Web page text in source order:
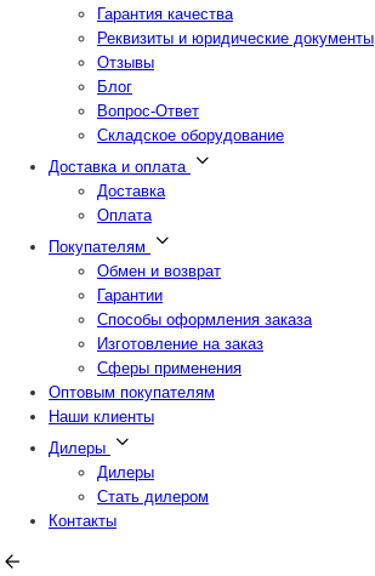
Гарантия качества
Реквизиты и юридические документы
Отзывы
Блог
Вопрос-Ответ
Складское оборудование
Доставка и оплата
Доставка
Оплата
Покупателям
Обмен и возврат
Гарантии
Способы оформления заказа
Изготовление на заказ
Сферы применения
Оптовым покупателям
Наши клиенты
Дилеры
Дилеры
Стать дилером
Контакты